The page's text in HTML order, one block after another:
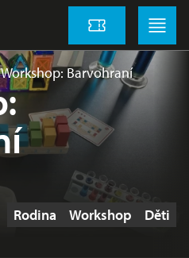
Vstupenky
Menu
Workshop: Barvohraní
Štítky
Rodina Workshop Děti